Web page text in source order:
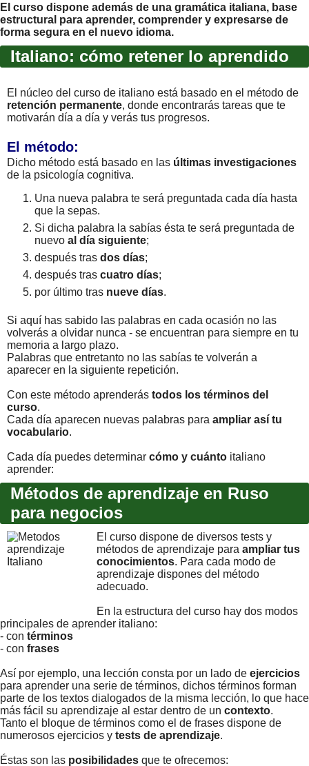
El curso dispone además de una gramática italiana, base
estructural para aprender, comprender y expresarse de
forma segura en el nuevo idioma.
Italiano: cómo retener lo aprendido
El núcleo del curso de italiano está basado en el método de
retención permanente, donde encontrarás tareas que te
motivarán día a día y verás tus progresos.
El método:
Dicho método está basado en las últimas investigaciones
de la psicología cognitiva.
Una nueva palabra te será preguntada cada día hasta
que la sepas.
Si dicha palabra la sabías ésta te será preguntada de
nuevo al día siguiente;
después tras dos días;
después tras cuatro días;
por último tras nueve días.
Si aquí has sabido las palabras en cada ocasión no las
volverás a olvidar nunca - se encuentran para siempre en tu
memoria a largo plazo.
Palabras que entretanto no las sabías te volverán a
aparecer en la siguiente repetición.
Con este método aprenderás todos los términos del
curso.
Cada día aparecen nuevas palabras para ampliar así tu
vocabulario.
Cada día puedes determinar cómo y cuánto italiano
aprender:
Métodos de aprendizaje en Ruso
para negocios
El curso dispone de diversos tests y
métodos de aprendizaje para ampliar tus
conocimientos. Para cada modo de
aprendizaje dispones del método
adecuado.
En la estructura del curso hay dos modos
principales de aprender italiano:
- con términos
- con frases
Así por ejemplo, una lección consta por un lado de ejercicios
para aprender una serie de términos, dichos términos forman
parte de los textos dialogados de la misma lección, lo que hace
más fácil su aprendizaje al estar dentro de un contexto.
Tanto el bloque de términos como el de frases dispone de
numerosos ejercicios y tests de aprendizaje.
Éstas son las posibilidades que te ofrecemos: